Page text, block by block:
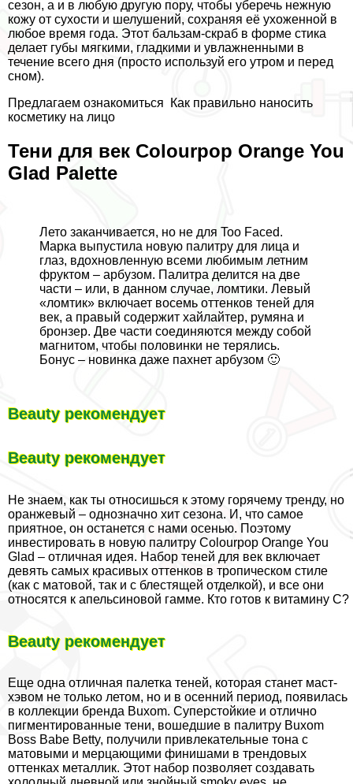
сезон, а и в любую другую пору, чтобы уберечь нежную
кожу от сухости и шелушений, сохраняя её ухоженной в
любое время года. Этот бальзам-скраб в форме стика
делает губы мягкими, гладкими и увлажненными в
течение всего дня (просто используй его утром и перед
сном).
Предлагаем ознакомиться
Как правильно наносить
косметику на лицо
Тени для век Colourpop Orange You
Glad Palette
Лето заканчивается, но не для Too Faced.
Марка выпустила новую палитру для лица и
глаз, вдохновленную всеми любимым летним
фруктом – арбузом. Палитра делится на две
части – или, в данном случае, ломтики. Левый
«ломтик» включает восемь оттенков теней для
век, а правый содержит хайлайтер, румяна и
бронзер. Две части соединяются между собой
магнитом, чтобы половинки не терялись.
Бонус – новинка даже пахнет арбузом 🙂
Beauty рекомендует
Beauty рекомендует
Не знаем, как ты относишься к этому горячему тренду, но
оранжевый – однозначно хит сезона. И, что самое
приятное, он останется с нами осенью. Поэтому
инвестировать в новую палитру Colourpop Orange You
Glad – отличная идея. Набор теней для век включает
девять самых красивых оттенков в тропическом стиле
(как с матовой, так и с блестящей отделкой), и все они
относятся к апельсиновой гамме. Кто готов к витамину С?
Beauty рекомендует
Еще одна отличная палетка теней, которая станет маст-
хэвом не только летом, но и в осенний период, появилась
в коллекции бренда Buxom. Суперстойкие и отлично
пигментированные тени, вошедшие в палитру Buxom
Boss Babe Betty, получили привлекательные тона с
матовыми и мерцающими финишами в трендовых
оттенках металлик. Этот набор позволяет создавать